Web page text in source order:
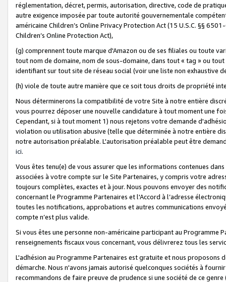
réglementation, décret, permis, autorisation, directive, code de
autre exigence imposée par toute autorité gouvernementale
américaine Children’s Online Privacy Protection Act (15 U.S.C. §§
Children’s Online Protection Act),
(g) comprennent toute marque d'Amazon ou de ses filiales ou toute
tout nom de domaine, nom de sous-domaine, dans tout « tag » ou
identifiant sur tout site de réseau social (voir une liste non exhaustive
(h) viole de toute autre manière que ce soit tous droits de propriété
Nous déterminerons la compatibilité de votre Site à notre entière
vous pourrez déposer une nouvelle candidature à tout moment une
Cependant, si à tout moment 1) nous rejetons votre demande
violation ou utilisation abusive (telle que déterminée à notre entière
notre autorisation préalable. L'autorisation préalable peut être
ici.
Vous êtes tenu(e) de vous assurer que les informations contenues
associées à votre compte sur le Site Partenaires, y compris votre
toujours complètes, exactes et à jour. Nous pouvons envoyer des
concernant le Programme Partenaires et l'Accord à l’adresse
toutes les notifications, approbations et autres communications
compte n’est plus valide.
Si vous êtes une personne non-américaine participant au
renseignements fiscaux vous concernant, vous délivrerez tous les
L'adhésion au Programme Partenaires est gratuite et nous proposons
démarche. Nous n'avons jamais autorisé quelconques sociétés à
recommandons de faire preuve de prudence si une société de ce